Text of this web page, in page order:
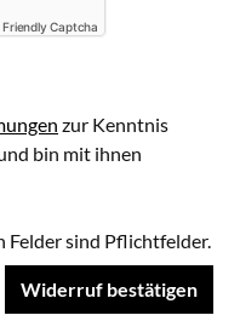
Friendly Captcha
zur Kenntnis
bin mit ihnen
Felder sind Pflichtfelder.
Widerruf bestätigen